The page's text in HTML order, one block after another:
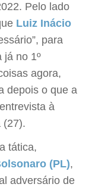
Pelo lado
Luiz Inácio
para
já no 1º
agora,
depois o que a
à
(27).
tática,
(PL),
adversário de